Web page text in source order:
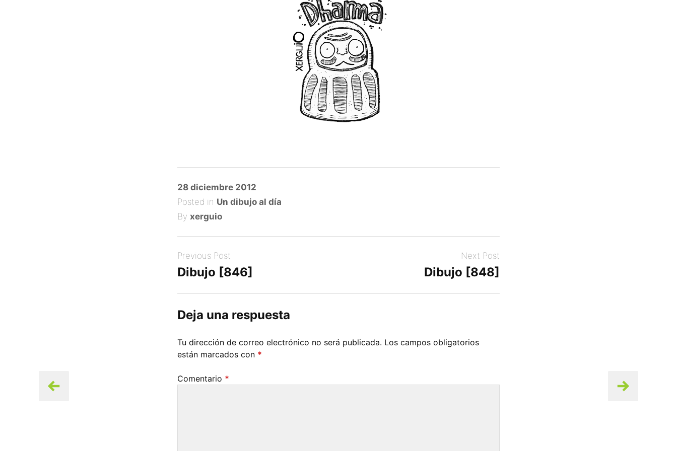
Posted
on
28 diciembre 2012
Posted in Un dibujo al día
By xerguio
Previous Post
Dibujo [846]
Next Post
Dibujo [848]
Deja una respuesta
Tu dirección de correo electrónico no será publicada. Los campos obligatorios
están marcados con *
Comentario *